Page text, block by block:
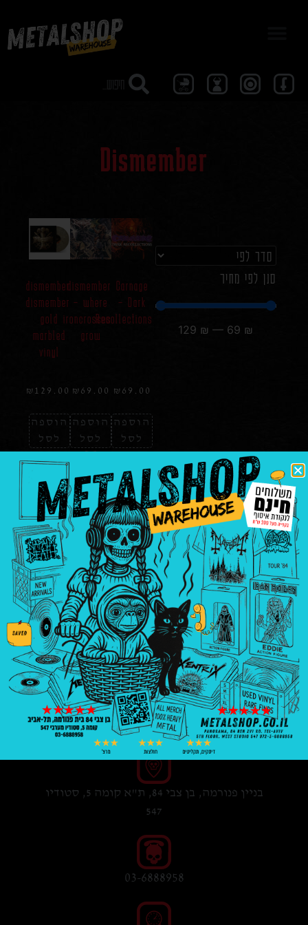
Dismember
סנן לפי מחיר
₪
69
—
₪
129
Carnage
– Dark
Recollections
₪ 69.00
הוספה
לסל
dismember
– where
ironcrosses
grow
₪ 69.00
הוספה
לסל
dismember
dismember
gold
marbled
vinyl
₪ 129.00
הוספה
לסל
dismember
pieces
₪69.00
הוספה
לסל
בניין פנורמה, בן צבי 84, ת"א קומה 5, סטודיו
547
03-6888958